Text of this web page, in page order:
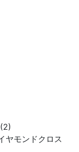
ヤモンドクロス